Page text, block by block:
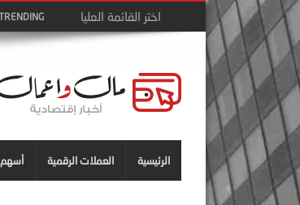
الرئيسية العملات الرقمية